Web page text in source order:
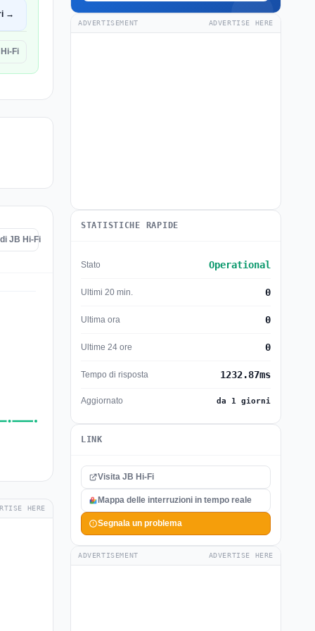
→
Fi
JB Hi-Fi
HERE
ADVERTISEMENT ADVERTISE HERE
STATISTICHE RAPIDE
Stato Operational
Ultimi 20 min. 0
Ultima ora 0
Ultime 24 ore 0
Tempo di risposta 1232.87ms
Aggiornato da 1 giorni
LINK
Visita JB Hi-Fi
Mappa delle interruzioni in tempo reale
Segnala un problema
ADVERTISEMENT ADVERTISE HERE